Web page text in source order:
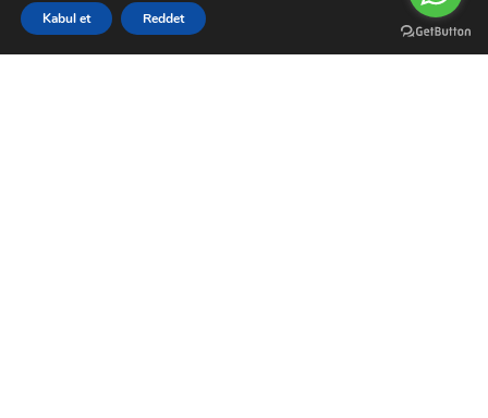
Hesabım
Siparişler
Kabul et Reddet
Filters Karşılaştırma Listesi Menu